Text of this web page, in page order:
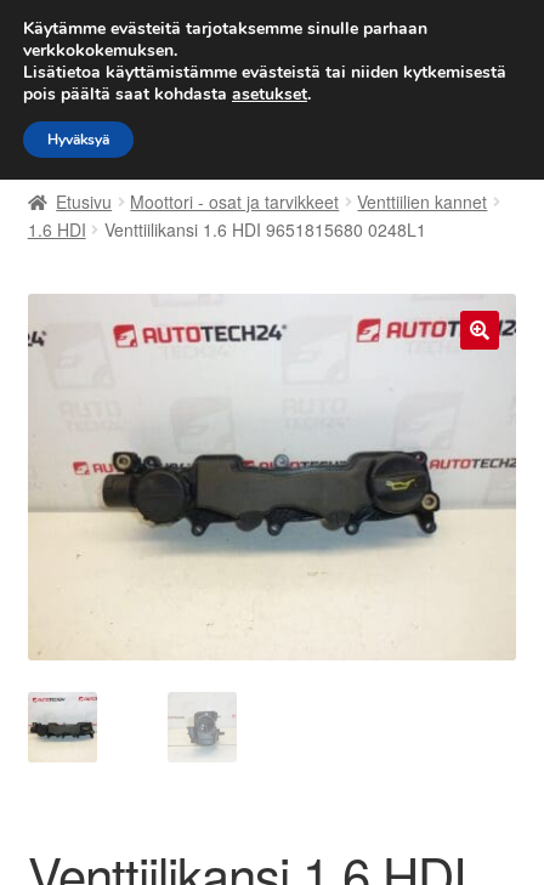
TOIMITUS alkaen 7 EUR
Siirry
navigointiin
Siirry
sisältöön
Etusivu
Kärry
Kuljetus
Maksut
Ota yhteyttä
Tarkista
Tilini
Etusivu Moottori - osat ja tarvikkeet
Venttiilien kannet
1.6 HDI
Venttiilikansi 1.6 HDI 9651815680 0248L1
Käytämme evästeitä tarjotaksemme sinulle parhaan
verkkokokemuksen.
Lisätietoa käyttämistämme evästeistä tai niiden kytkemisestä
pois päältä saat kohdasta asetukset.
Hyväksyä